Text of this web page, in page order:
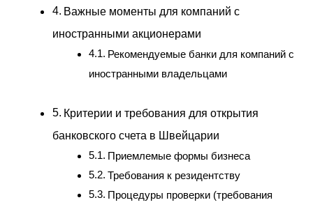
Важные моменты для компаний с
иностранными акционерами
Рекомендуемые банки для компаний с
иностранными владельцами
Критерии и требования для открытия
банковского счета в Швейцарии
Приемлемые формы бизнеса
Требования к резидентству
Процедуры проверки (требования